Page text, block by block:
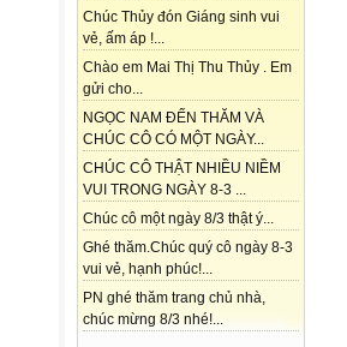
Chúc Thủy đón Giáng sinh vui
vẻ, ấm áp !...
Chào em Mai Thị Thu Thủy . Em
gửi cho...
NGỌC NAM ĐẾN THĂM VÀ
CHÚC CÔ CÓ MỘT NGÀY...
CHÚC CÔ THẬT NHIỀU NIỀM
VUI TRONG NGÀY 8-3 ...
Chúc cô một ngày 8/3 thật ý...
Ghé thăm.Chúc quý cô ngày 8-3
vui vẻ, hạnh phúc!...
PN ghé thăm trang chủ nhà,
chúc mừng 8/3 nhé!...